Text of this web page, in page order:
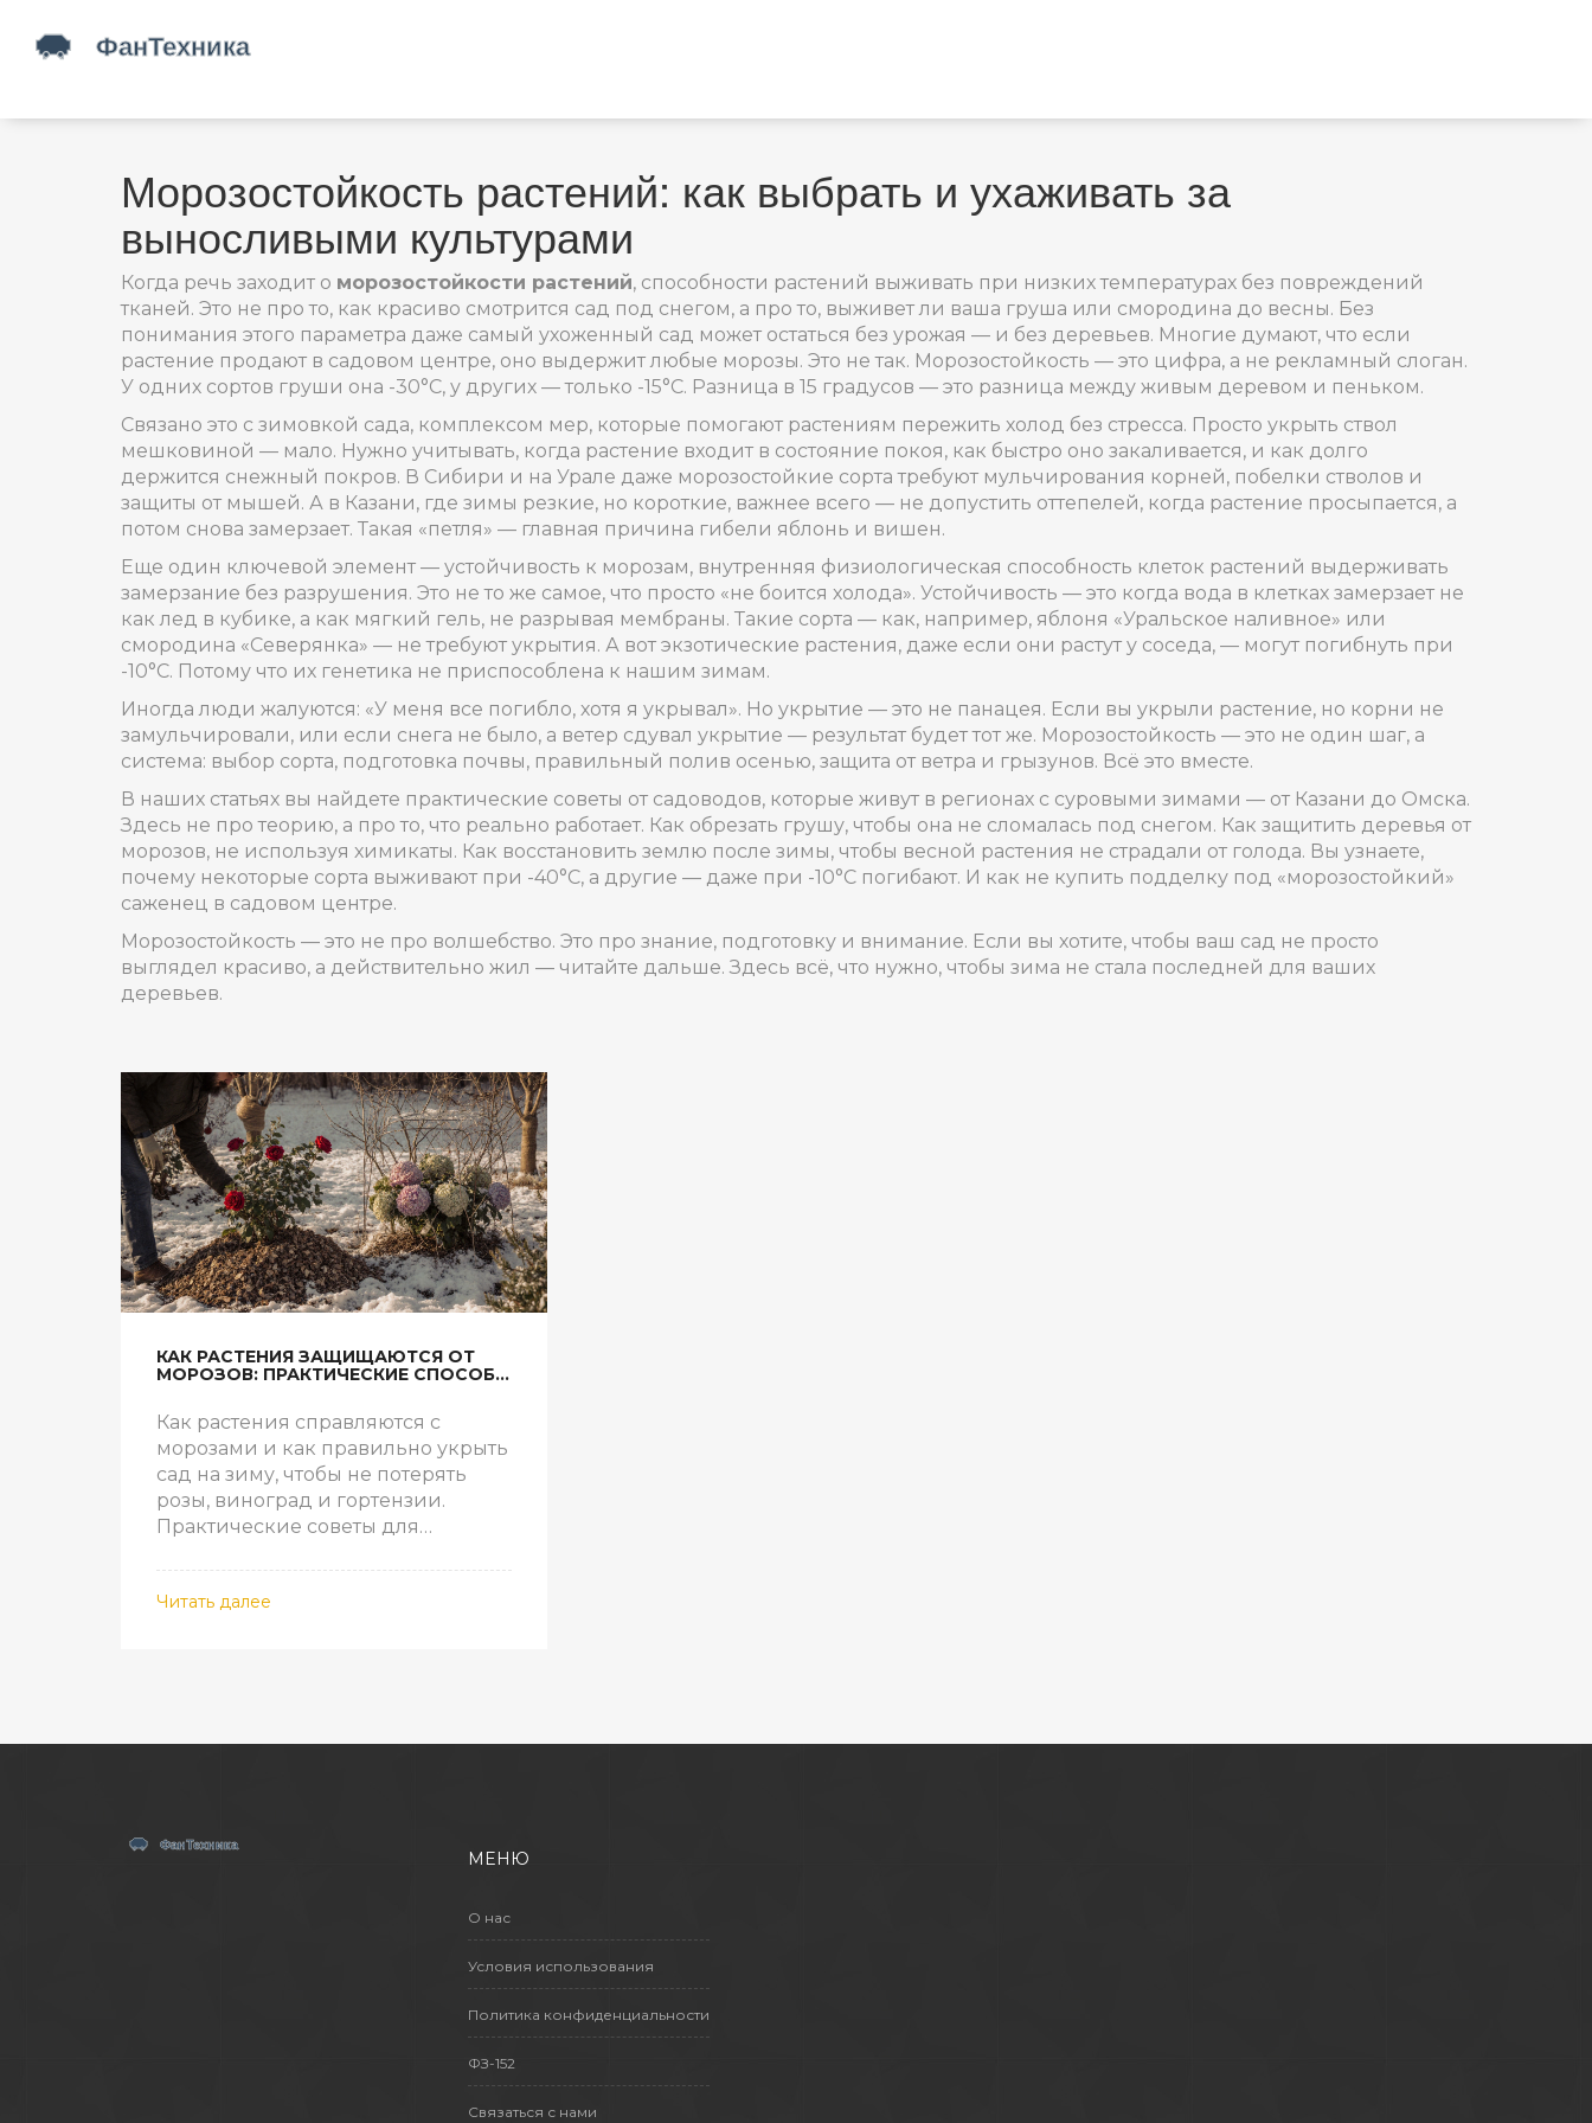
Морозостойкость растений: как выбрать и ухаживать за
выносливыми культурами
Когда речь заходит о морозостойкости растений, способности растений выживать при низких температурах без повреждений
тканей. Это не про то, как красиво смотрится сад под снегом, а про то, выживет ли ваша груша или смородина до весны. Без
понимания этого параметра даже самый ухоженный сад может остаться без урожая — и без деревьев. Многие думают, что если
растение продают в садовом центре, оно выдержит любые морозы. Это не так. Морозостойкость — это цифра, а не рекламный слоган.
У одних сортов груши она -30°C, у других — только -15°C. Разница в 15 градусов — это разница между живым деревом и пеньком.
Связано это с зимовкой сада, комплексом мер, которые помогают растениям пережить холод без стресса. Просто укрыть ствол
мешковиной — мало. Нужно учитывать, когда растение входит в состояние покоя, как быстро оно закаливается, и как долго
держится снежный покров. В Сибири и на Урале даже морозостойкие сорта требуют мульчирования корней, побелки стволов и
защиты от мышей. А в Казани, где зимы резкие, но короткие, важнее всего — не допустить оттепелей, когда растение просыпается, а
потом снова замерзает. Такая «петля» — главная причина гибели яблонь и вишен.
Еще один ключевой элемент — устойчивость к морозам, внутренняя физиологическая способность клеток растений выдерживать
замерзание без разрушения. Это не то же самое, что просто «не боится холода». Устойчивость — это когда вода в клетках замерзает не
как лед в кубике, а как мягкий гель, не разрывая мембраны. Такие сорта — как, например, яблоня «Уральское наливное» или
смородина «Северянка» — не требуют укрытия. А вот экзотические растения, даже если они растут у соседа, — могут погибнуть при
-10°C. Потому что их генетика не приспособлена к нашим зимам.
Иногда люди жалуются: «У меня все погибло, хотя я укрывал». Но укрытие — это не панацея. Если вы укрыли растение, но корни не
замульчировали, или если снега не было, а ветер сдувал укрытие — результат будет тот же. Морозостойкость — это не один шаг, а
система: выбор сорта, подготовка почвы, правильный полив осенью, защита от ветра и грызунов. Всё это вместе.
В наших статьях вы найдете практические советы от садоводов, которые живут в регионах с суровыми зимами — от Казани до Омска.
Здесь не про теорию, а про то, что реально работает. Как обрезать грушу, чтобы она не сломалась под снегом. Как защитить деревья от
морозов, не используя химикаты. Как восстановить землю после зимы, чтобы весной растения не страдали от голода. Вы узнаете,
почему некоторые сорта выживают при -40°C, а другие — даже при -10°C погибают. И как не купить подделку под «морозостойкий»
саженец в садовом центре.
Морозостойкость — это не про волшебство. Это про знание, подготовку и внимание. Если вы хотите, чтобы ваш сад не просто
выглядел красиво, а действительно жил — читайте дальше. Здесь всё, что нужно, чтобы зима не стала последней для ваших
деревьев.
КАК РАСТЕНИЯ ЗАЩИЩАЮТСЯ ОТ
МОРОЗОВ: ПРАКТИЧЕСКИЕ СПОСОБЫ
Как растения справляются с
морозами и как правильно укрыть
сад на зиму, чтобы не потерять
розы, виноград и гортензии.
Практические советы для
Читать далее
МЕНЮ
О нас
Условия использования
Политика конфиденциальности
ФЗ-152
Связаться с нами